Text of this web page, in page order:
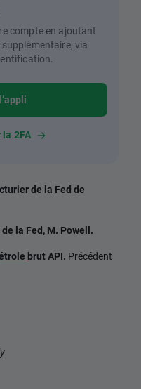
compte en ajoutant
via
2FA
de la Fed de
la Fed, M. Powell.
brut API. Précédent